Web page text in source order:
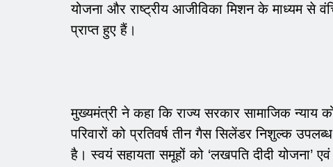
योजना और राष्ट्रीय आजीविका मिशन के माध्यम से
प्राप्त हुए हैं।
मुख्यमंत्री ने कहा कि राज्य सरकार सामाजिक न्याय
परिवारों को प्रतिवर्ष तीन गैस सिलेंडर निशुल्क
है। स्वयं सहायता समूहों को ‘लखपति दीदी योजना’